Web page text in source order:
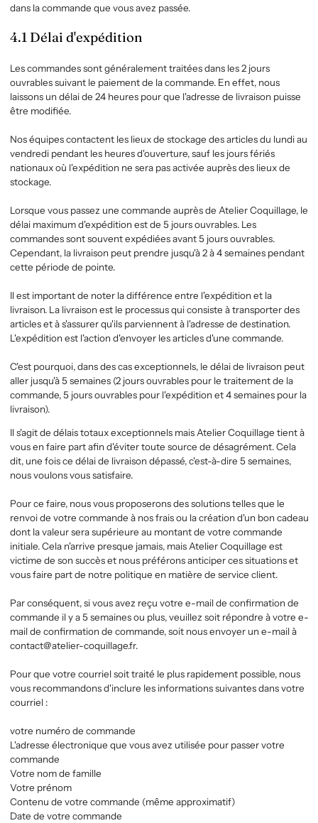
dans la commande que vous avez passée.
4.1 Délai d'expédition
Les commandes sont généralement traitées dans les 2 jours
ouvrables suivant le paiement de la commande. En effet, nous
laissons un délai de 24 heures pour que l'adresse de livraison puisse
être modifiée.
Nos équipes contactent les lieux de stockage des articles du lundi au
vendredi pendant les heures d'ouverture, sauf les jours fériés
nationaux où l'expédition ne sera pas activée auprès des lieux de
stockage.
Lorsque vous passez une commande auprès de Atelier Coquillage, le
délai maximum d'expédition est de 5 jours ouvrables. Les
commandes sont souvent expédiées avant 5 jours ouvrables.
Cependant, la livraison peut prendre jusqu'à 2 à 4 semaines pendant
cette période de pointe.
Il est important de noter la différence entre l'expédition et la
livraison. La livraison est le processus qui consiste à transporter des
articles et à s'assurer qu'ils parviennent à l'adresse de destination.
L'expédition est l'action d'envoyer les articles d'une commande.
C'est pourquoi, dans des cas exceptionnels, le délai de livraison peut
aller jusqu'à 5 semaines (2 jours ouvrables pour le traitement de la
commande, 5 jours ouvrables pour l'expédition et 4 semaines pour la
livraison).
Il s'agit de délais totaux exceptionnels maisAtelier Coquillage tient à
vous en faire part afin d'éviter toute source de désagrément. Cela
dit, une fois ce délai de livraison dépassé, c'est-à-dire 5 semaines,
nous voulons vous satisfaire.
Pour ce faire, nous vous proposerons des solutions telles que le
renvoi de votre commande à nos frais ou la création d'un bon cadeau
dont la valeur sera supérieure au montant de votre commande
initiale. Cela n'arrive presque jamais, maisAtelier Coquillage est
victime de son succès et nous préférons anticiper ces situations et
vous faire part de notre politique en matière de service client.
Par conséquent, si vous avez reçu votre e-mail de confirmation de
commande il y a 5 semaines ou plus, veuillez soit répondre à votre e-
mail de confirmation de commande, soit nous envoyer un e-mail à
contact@atelier-coquillage.fr.
Pour que votre courriel soit traité le plus rapidement possible, nous
vous recommandons d'inclure les informations suivantes dans votre
courriel :
votre numéro de commande
L'adresse électronique que vous avez utilisée pour passer votre
commande
Votre nom de famille
Votre prénom
Contenu de votre commande (même approximatif)
Date de votre commande